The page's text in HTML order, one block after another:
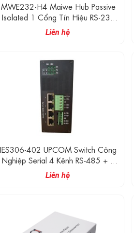
MWE232-H4 Maiwe Hub Passive
Isolated 1 Cổng Tín Hiệu RS-232
Đến 4 Cổng Tín Hiệu RS-232
Liên hệ
IES306-402 UPCOM Switch Công
Nghiệp Serial 4 Kênh RS-485 + 4
Cổng 10/100Base-T (X) RJ45
Liên hệ